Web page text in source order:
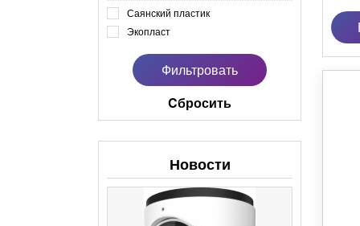
Саянский пластик
Экопласт
Cбросить
Новости